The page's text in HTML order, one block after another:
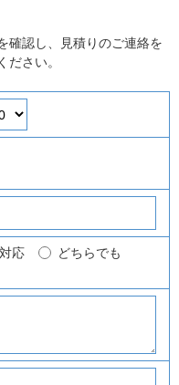
確認し、見積りのご連絡を
ださい。
応 どちらでも